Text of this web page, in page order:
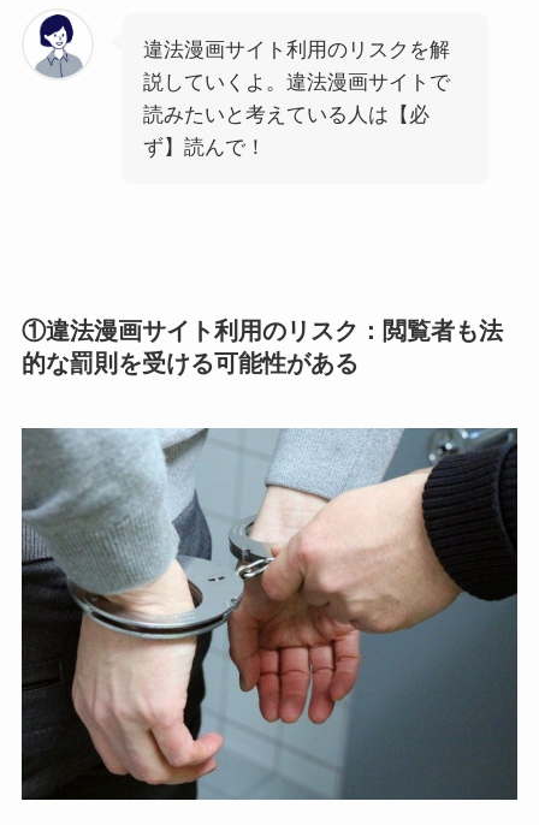
違法漫画サイト利用のリスクを解
説していくよ。違法漫画サイトで
読みたいと考えている人は【必
ず】読んで！
①違法漫画サイト利用のリスク：閲覧者も法
的な罰則を受ける可能性がある